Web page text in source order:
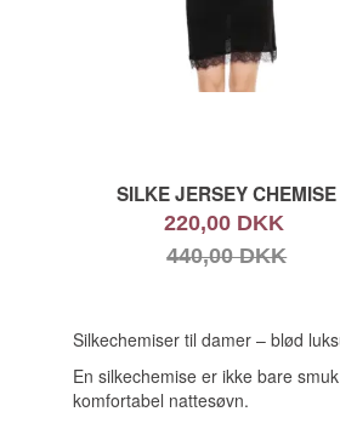
SILKE JERSEY CHEMISE
220,00 DKK
440,00 DKK
Silkechemiser til damer – blød
En silkechemise er ikke bare
komfortabel nattesøvn.